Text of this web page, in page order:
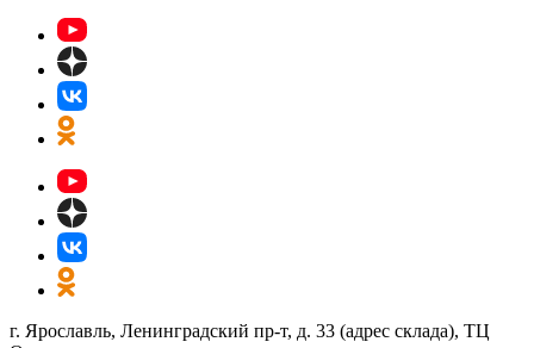
г. Ярославль, Ленинградский пр-т, д. 33 (адрес склада), ТЦ